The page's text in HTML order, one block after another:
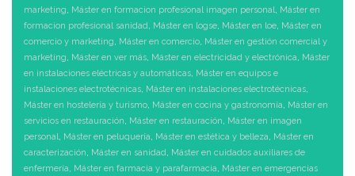
marketing, Máster en formacion profesional imagen personal, Máster en
formacion profesional sanidad, Máster en logse, Máster en loe, Máster en
comercio y marketing, Máster en comercio, Máster en gestión comercial y
marketing, Máster en ver más, Máster en electricidad y electrónica, Máster
en instalaciones eléctricas y automáticas, Máster en equipos e
instalaciones electrotécnicas, Máster en instalaciones electrotécnicas,
Máster en hostelería y turismo, Máster en cocina y gastronomía, Máster en
servicios en restauración, Máster en restauración, Máster en imagen
personal, Máster en peluquería, Máster en estética y belleza, Máster en
caracterización, Máster en sanidad, Máster en cuidados auxiliares de
enfermería, Máster en farmacia y parafarmacia, Máster en emergencias